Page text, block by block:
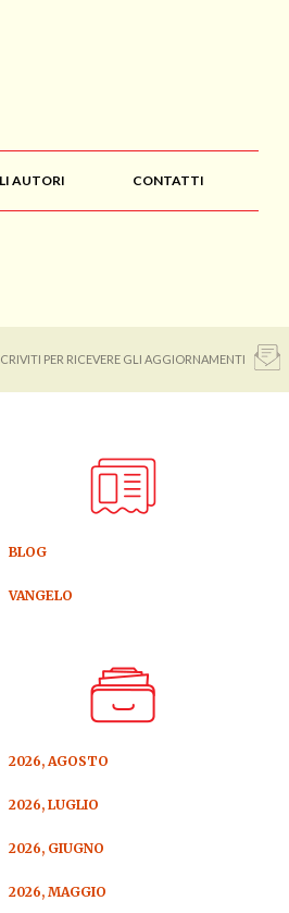
AUTORI CONTATTI
PER RICEVERE GLI AGGIORNAMENTI
BLOG
VANGELO
2026, AGOSTO
2026, LUGLIO
2026, GIUGNO
2026, MAGGIO